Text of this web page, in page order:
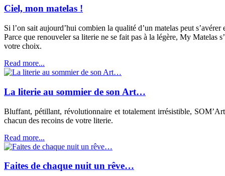
Ciel, mon matelas !
Si l’on sait aujourd’hui combien la qualité d’un matelas peut
Parce que renouveler sa literie ne se fait pas à la légère, My Matelas
votre choix.
Read more...
La literie au sommier de son Art…
Bluffant, pétillant, révolutionnaire et totalement irrésistible,
chacun des recoins de votre literie.
Read more...
Faites de chaque nuit un rêve…